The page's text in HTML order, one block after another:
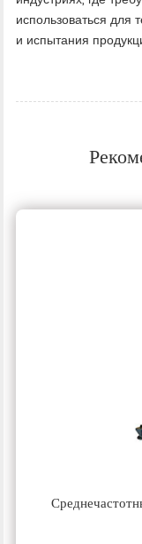
использоваться для
и испытания